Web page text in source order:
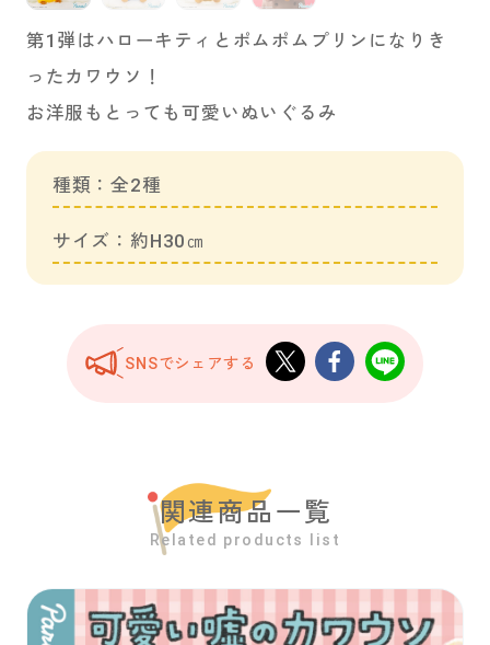
第1弾はハローキティとポムポムプリンになりき
ったカワウソ！
お洋服もとっても可愛いぬいぐるみ
種類：全2種
サイズ：約H30㎝
SNSでシェアする
関連商品一覧
Related products list